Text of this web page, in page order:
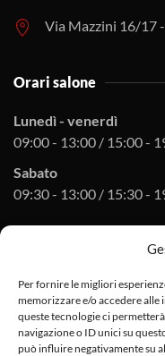
Per fornire le migliori
memorizzare e/o accedere
queste tecnologie ci
navigazione o ID unici su
può influire negativamente su
Via Mazzini 16/17
Orari salone
Lunedì - venerdì
09:00 - 13:00 / 15:00 -
Sabato
09:30 - 13:00 / 15:30 -
Lunedì - venerdì
08:30 - 12:30 / 14:30 -
Sabato